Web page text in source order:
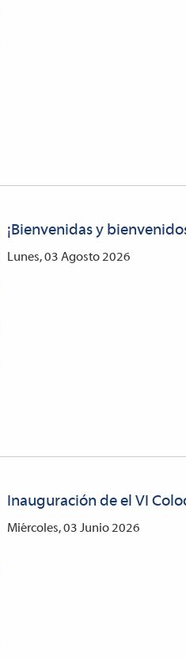
¡Bienvenidas y
Lunes, 03 Agosto 2026
Inauguración de el VI
Miércoles, 03 Junio 2026